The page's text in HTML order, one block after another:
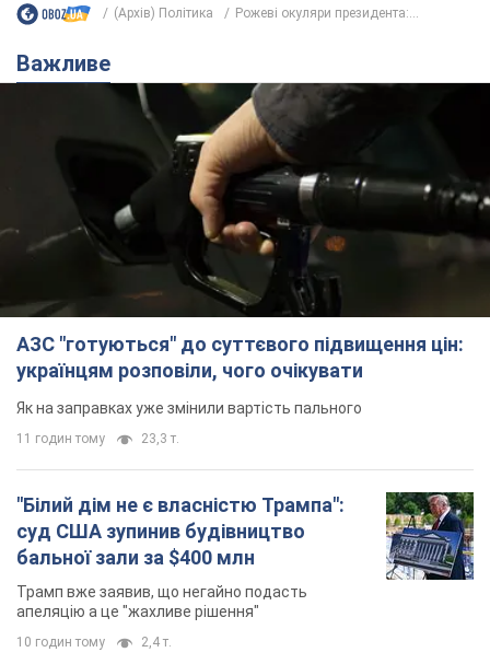
(Архів) Політика Рожеві окуляри президента:...
Важливе
АЗС "готуються" до суттєвого підвищення цін:
українцям розповіли, чого очікувати
Як на заправках уже змінили вартість пального
11 годин тому 23,3 т.
"Білий дім не є власністю Трампа":
суд США зупинив будівництво
бальної зали за $400 млн
Трамп вже заявив, що негайно подасть
апеляцію а це "жахливе рішення"
10 годин тому 2,4 т.